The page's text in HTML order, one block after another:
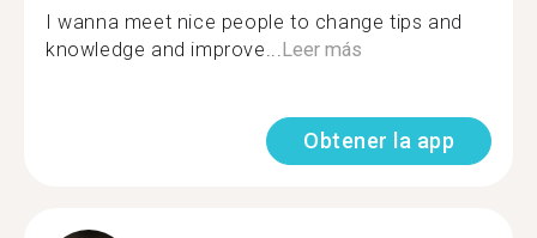
I wanna meet nice people to change tips and
knowledge and improve...Leer más
Obtener la app